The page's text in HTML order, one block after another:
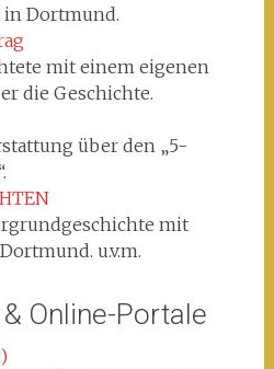
Dortmund.
mit einem eigenen
die Geschichte.
über den „5-
mit
u.v.m.
Online-Portale